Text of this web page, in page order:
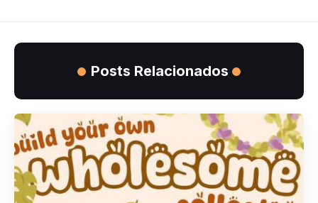
Posts Relacionados